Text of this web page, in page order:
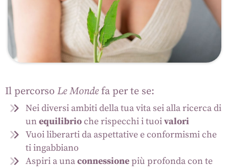
Il percorso Le Mondefa per te se:
Nei diversi ambiti della tua vita sei alla ricerca di
unequilibrioche rispecchi i tuoivalori
Vuoi liberarti da aspettative e conformismi che
ti ingabbiano
Aspiri a unaconnessionepiù profonda con te